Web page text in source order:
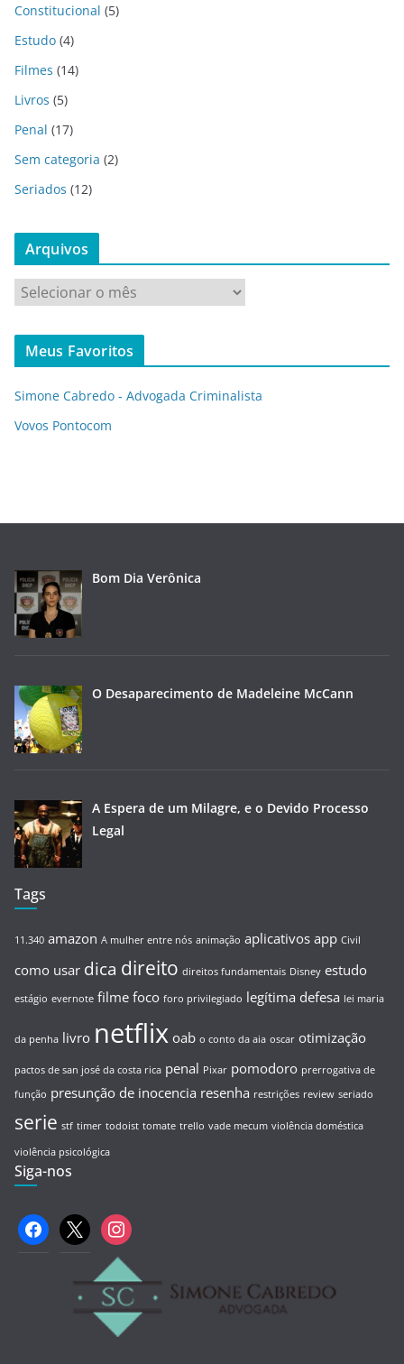
Constitucional (5)
Estudo (4)
Filmes (14)
Livros (5)
Penal (17)
Sem categoria (2)
Seriados (12)
Arquivos
r
q
v
o
Meus Favoritos
Simone Cabredo - Advogada Criminalista
Vovos Pontocom
Bom Dia Verônica
O Desaparecimento de Madeleine McCann
A Espera de um Milagre, e o Devido Processo
Legal
Tags
11.340 amazon A mulher entre nós animação aplicativosapp Civil
como usar dica direito direitos fundamentais Disney estudo
estágio evernote filmefoco foro privilegiado legítima defesa lei maria
da penha livro netflixoab o conto da aia oscar otimização
pactos de san josé da costa rica penal Pixar pomodoro prerrogativa de
função presunção de inocencia resenha restrições review seriado
serie stf timer todoist tomate trello vade mecum violência doméstica
violência psicológica
Siga-nos
facebook
x instagram